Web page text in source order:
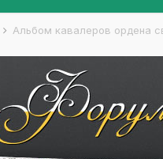
Альбом кавалеров ордена